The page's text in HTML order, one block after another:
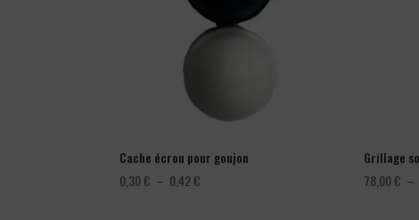
Cache écrou pour goujon
0,30€ – 0,42€
Grillage
78,00€ –